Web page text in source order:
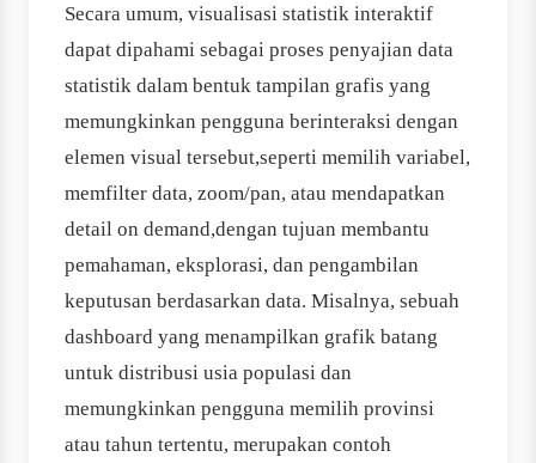
Secara umum, visualisasi statistik interaktif
dapat dipahami sebagai proses penyajian data
statistik dalam bentuk tampilan grafis yang
memungkinkan pengguna berinteraksi dengan
elemen visual tersebut,seperti memilih variabel,
memfilter data, zoom/pan, atau mendapatkan
detail on demand,dengan tujuan membantu
pemahaman, eksplorasi, dan pengambilan
keputusan berdasarkan data. Misalnya, sebuah
dashboard yang menampilkan grafik batang
untuk distribusi usia populasi dan
memungkinkan pengguna memilih provinsi
atau tahun tertentu, merupakan contoh